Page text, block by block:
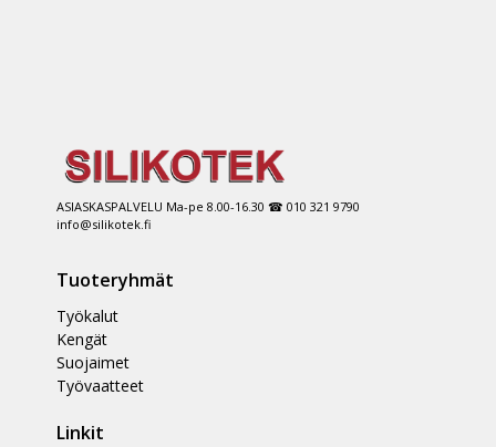
ASIASKASPALVELU Ma-pe 8.00-16.30 ☎ 010 321 9790
info@silikotek.fi
Tuoteryhmät
Työkalut
Kengät
Suojaimet
Työvaatteet
Linkit